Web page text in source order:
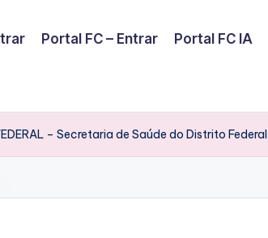
Portal FC – Entrar Portal FC IA
– Secretaria de Saúde do Distrito Federal